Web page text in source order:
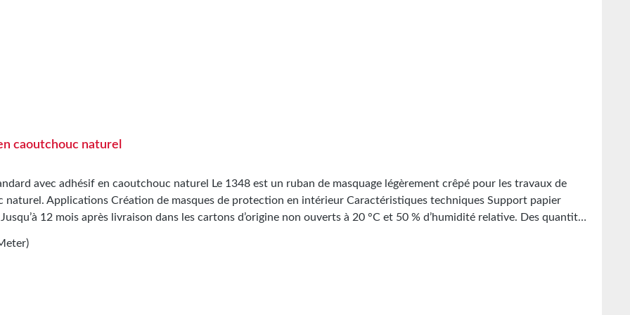
caoutchouc naturel
avec adhésif en caoutchouc naturel Le 1348 est un ruban de masquage légèrement crêpé pour les travaux de
Applications Création de masques de protection en intérieur Caractéristiques techniques Support papier